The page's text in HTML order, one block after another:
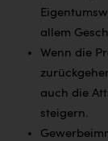
allem
Wenn die
auch die
steigern.